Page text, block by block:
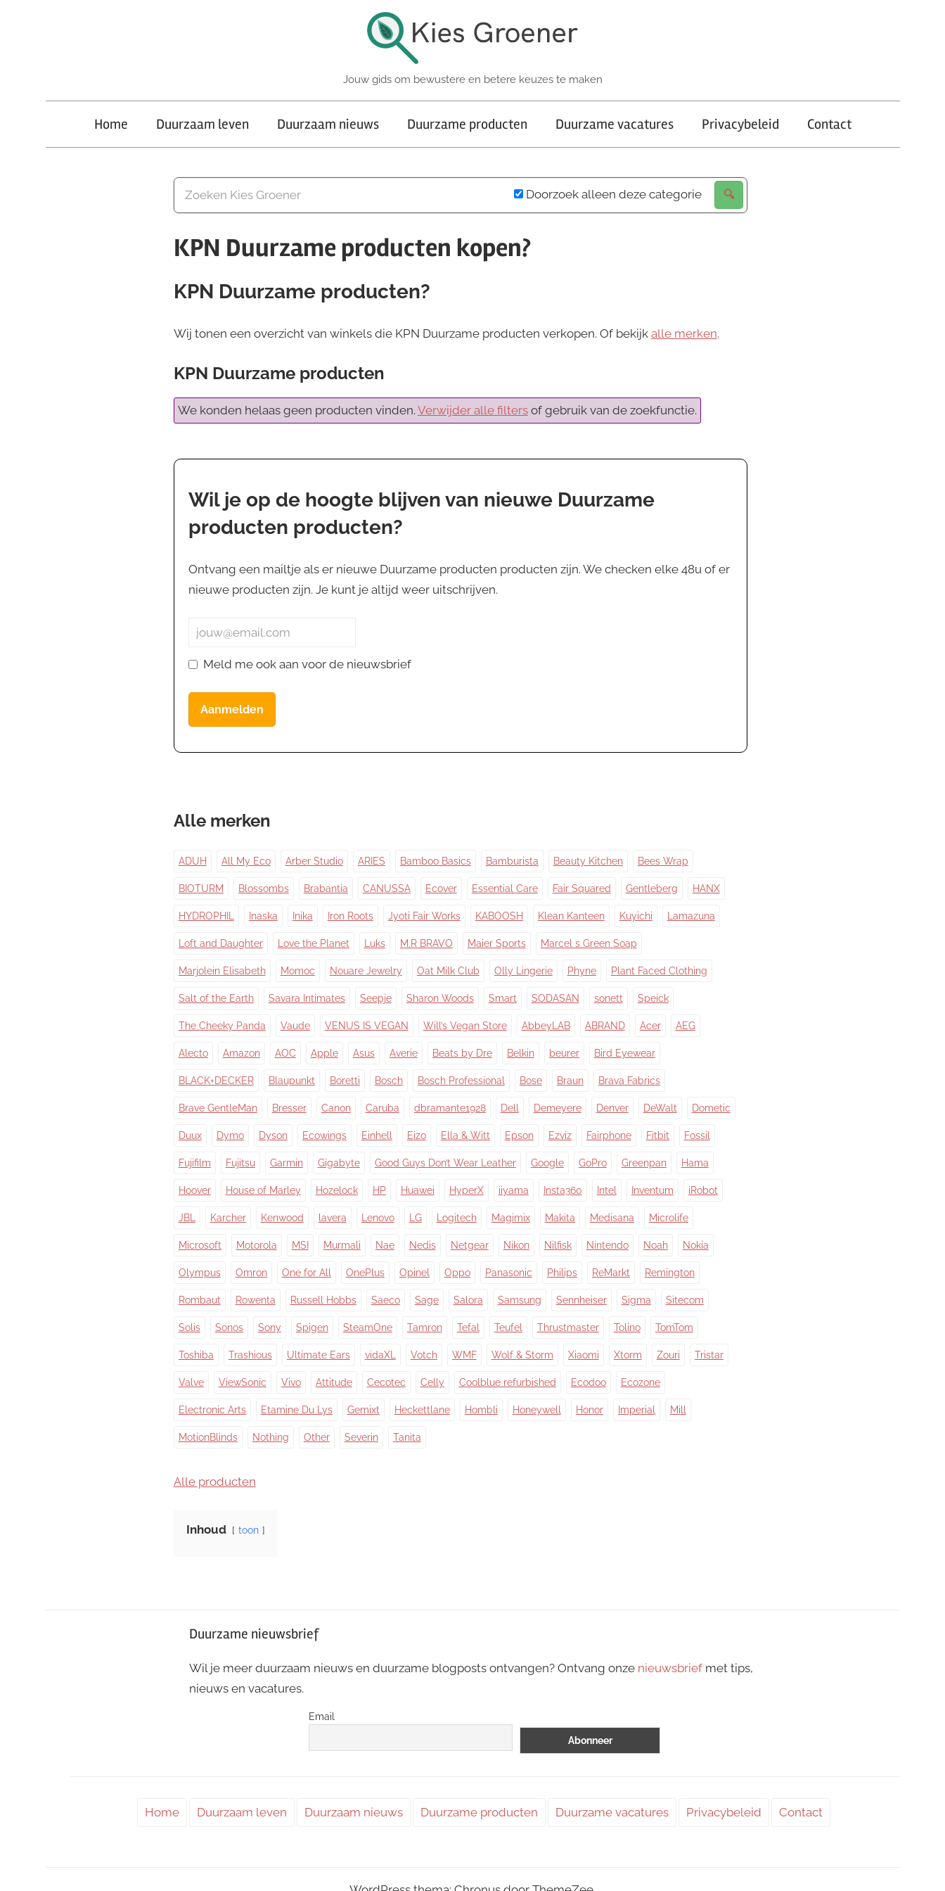
Kies
Groener
Jouw gids om bewustere en betere keuzes te maken
Home Duurzaam leven Duurzaam nieuws Duurzame producten Duurzame vacatures Privacybeleid Contact
Doorzoek alleen deze categorie
KPN Duurzame producten kopen?
KPN Duurzame producten?
Wij tonen een overzicht van winkels die KPN Duurzame producten verkopen. Of bekijk alle merken.
KPN Duurzame producten
We konden helaas geen producten vinden. Verwijder alle filtersof gebruik van de zoekfunctie.
Wil je op de hoogte blijven van nieuwe Duurzame
producten producten?
Ontvang een mailtje als er nieuwe Duurzame producten producten zijn. We checken elke 48u of er
nieuwe producten zijn. Je kunt je altijd weer uitschrijven.
Meld me ook aan voor de nieuwsbrief
Aanmelden
Alle merken
ADUH All My Eco Arber Studio ARIES Bamboo Basics Bamburista Beauty Kitchen Bees Wrap
BIOTURM Blossombs Brabantia CANUSSA Ecover Essential Care Fair Squared Gentleberg HANX
HYDROPHIL Inaska Inika Iron Roots Jyoti Fair Works KABOOSH Klean Kanteen Kuyichi Lamazuna
Loft and Daughter Love the Planet Luks M.R BRAVO Maier Sports Marcel s Green Soap
Marjolein Elisabeth Momoc Nouare Jewelry Oat Milk Club Olly Lingerie Phyne Plant Faced Clothing
Salt of the Earth Savara Intimates Seepje Sharon Woods Smart SODASAN sonett Speick
The Cheeky Panda Vaude VENUS IS VEGAN Will’s Vegan Store AbbeyLAB ABRAND Acer AEG
Alecto Amazon AOC Apple Asus Averie Beats by Dre Belkin beurer Bird Eyewear
BLACK+DECKER Blaupunkt Boretti Bosch Bosch Professional Bose Braun Brava Fabrics
Brave GentleMan Bresser Canon Caruba dbramante1928 Dell Demeyere Denver DeWalt Dometic
Duux Dymo Dyson Ecowings Einhell Eizo Ella & Witt Epson Ezviz Fairphone Fitbit Fossil
Fujifilm Fujitsu Garmin Gigabyte Good Guys Don’t Wear Leather Google GoPro Greenpan Hama
Hoover House of Marley Hozelock HP Huawei HyperX iiyama Insta360 Intel Inventum iRobot
JBL Karcher Kenwood lavera Lenovo LG Logitech Magimix Makita Medisana Microlife
Microsoft Motorola MSI Murmali Nae Nedis Netgear Nikon Nilfisk Nintendo Noah Nokia
Olympus Omron One for All OnePlus Opinel Oppo Panasonic Philips ReMarkt Remington
Rombaut Rowenta Russell Hobbs Saeco Sage Salora Samsung Sennheiser Sigma Sitecom
Solis Sonos Sony Spigen SteamOne Tamron Tefal Teufel Thrustmaster Tolino TomTom
Toshiba Trashious Ultimate Ears vidaXL Votch WMF Wolf & Storm Xiaomi Xtorm Zouri Tristar
Valve ViewSonic Vivo Attitude Cecotec Celly Coolblue refurbished Ecodoo Ecozone
Electronic Arts Etamine Du Lys Gemixt Heckettlane Hombli Honeywell Honor Imperial Mill
MotionBlinds Nothing Other Severin Tanita
Alle producten
Inhoud toon
Duurzame nieuwsbrief
Wil je meer duurzaam nieuws en duurzame blogposts ontvangen? Ontvang onze nieuwsbrief met tips,
nieuws en vacatures.
Email
Home Duurzaam leven Duurzaam nieuws Duurzame producten Duurzame vacatures Privacybeleid Contact